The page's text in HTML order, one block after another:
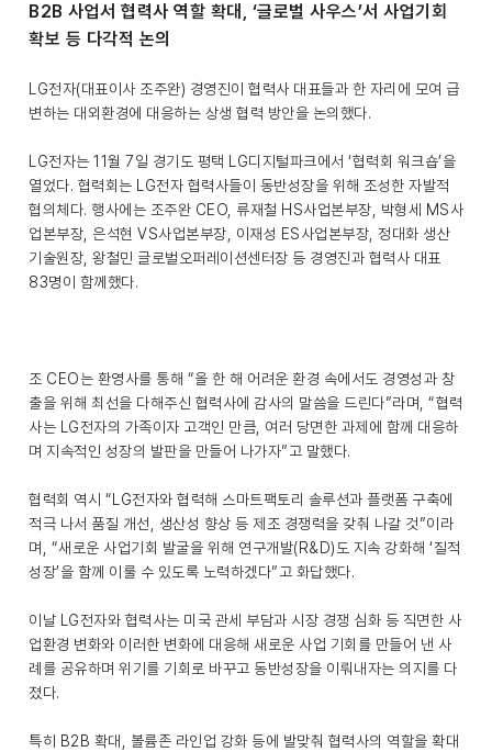
B2B 사업서 협력사 역할 확대, ‘글로벌 사우스’서 사업기회
확보 등 다각적 논의
LG전자(대표이사 조주완) 경영진이 협력사 대표들과 한 자리에 모여 급
변하는 대외환경에 대응하는 상생 협력 방안을 논의했다.
LG전자는 11월 7일 경기도 평택 LG디지털파크에서 ‘협력회 워크숍’을
열었다. 협력회는 LG전자 협력사들이 동반성장을 위해 조성한 자발적
협의체다. 행사에는 조주완 CEO, 류재철 HS사업본부장, 박형세 MS사
업본부장, 은석현 VS사업본부장, 이재성 ES사업본부장, 정대화 생산
기술원장, 왕철민 글로벌오퍼레이션센터장 등 경영진과 협력사 대표
83명이 함께했다.
조 CEO는 환영사를 통해 “올 한 해 어려운 환경 속에서도 경영성과 창
출을 위해 최선을 다해주신 협력사에 감사의 말씀을 드린다”라며, “협력
사는 LG전자의 가족이자 고객인 만큼, 여러 당면한 과제에 함께 대응하
며 지속적인 성장의 발판을 만들어 나가자”고 말했다.
협력회 역시 “LG전자와 협력해 스마트팩토리 솔루션과 플랫폼 구축에
적극 나서 품질 개선, 생산성 향상 등 제조 경쟁력을 갖춰 나갈 것”이라
며, “새로운 사업기회 발굴을 위해 연구개발(R&D)도 지속 강화해 ‘질적
성장’을 함께 이룰 수 있도록 노력하겠다”고 화답했다.
이날 LG전자와 협력사는 미국 관세 부담과 시장 경쟁 심화 등 직면한 사
업환경 변화와 이러한 변화에 대응해 새로운 사업 기회를 만들어 낸 사
례를 공유하며 위기를 기회로 바꾸고 동반성장을 이뤄내자는 의지를 다
졌다.
특히 B2B 확대, 볼륨존 라인업 강화 등에 발맞춰 협력사의 역할을 확대